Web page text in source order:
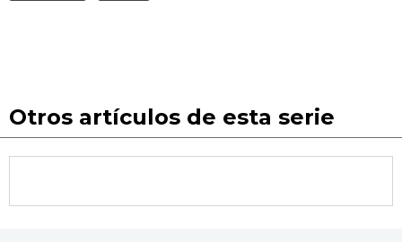
Otros artículos de esta serie